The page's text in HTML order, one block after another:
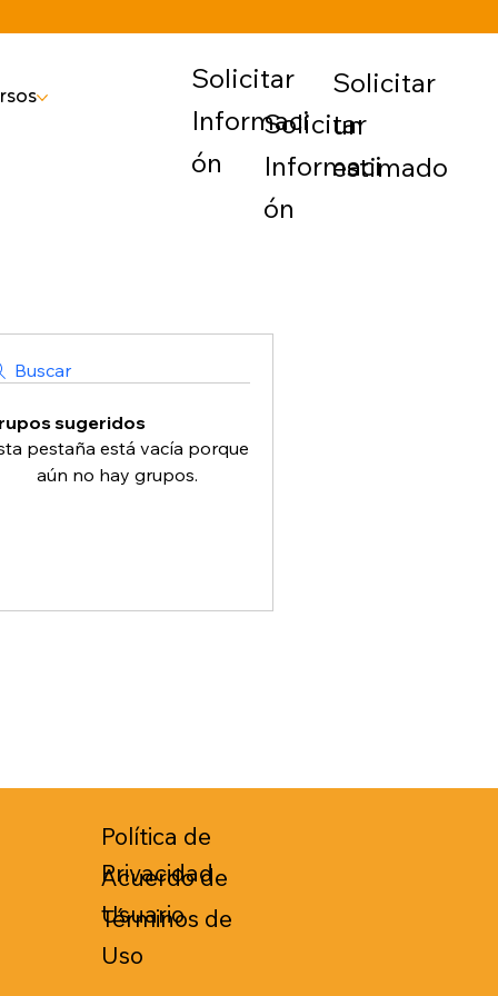
Solicitar
Informaci
ón
Solicitar
Informaci
ón
Solicitar
un
estimado
Buscar
sugeridos
pestaña está vacía porque
aún no hay grupos.
Política de
Privacidad
Acuerdo de
Usuario
Términos de
Uso